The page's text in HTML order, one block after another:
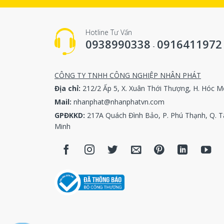
filter
valve,
with
butterfly
tube,
auxiliary
Hotline Tư Vấn
0938990338 - 0916411972
CÔNG TY TNHH CÔNG NGHIỆP NHÂN PHÁT
Địa chỉ: 212/2 Ấp 5, X. Xuân Thới Thượng, H. Hóc
Mail:nhanphat@nhanphatvn.com
GPĐKKD: 217A Quách Đình Bảo, P. Phú Thạnh, Q.
Minh